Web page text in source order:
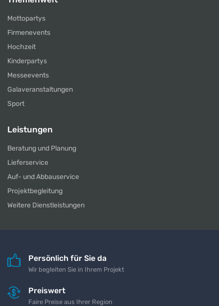
Mottopartys
Firmenevents
Hochzeit
Kinderpartys
Messeevents
Galaveranstaltungen
Sport
Leistungen
Beratung und Planung
Lieferservice
Auf- und Abbauservice
Projektbegleitung
Weitere Dienstleistungen
Persönlich für Sie da
Wir begleiten Sie in Ihrem Projekt
Preiswert
Faire Preise aus Ihrer Region